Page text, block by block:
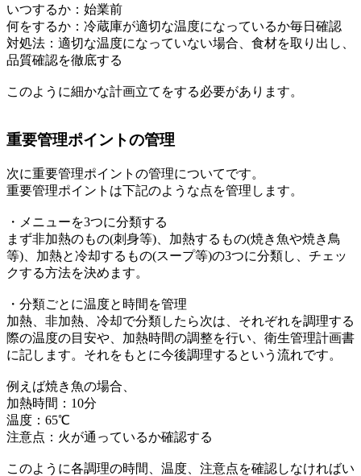
いつするか：始業前
何をするか：冷蔵庫が適切な温度になっているか毎日確認
対処法：適切な温度になっていない場合、食材を取り出し、
品質確認を徹底する
このように細かな計画立てをする必要があります。
重要管理ポイントの管理
次に重要管理ポイントの管理についてです。
重要管理ポイントは下記のような点を管理します。
・メニューを3つに分類する
まず非加熱のもの(刺身等)、加熱するもの(焼き魚や焼き鳥
等)、加熱と冷却するもの(スープ等)の3つに分類し、チェッ
クする方法を決めます。
・分類ごとに温度と時間を管理
加熱、非加熱、冷却で分類したら次は、それぞれを調理する
際の温度の目安や、加熱時間の調整を行い、衛生管理計画書
に記します。それをもとに今後調理するという流れです。
例えば焼き魚の場合、
加熱時間：10分
温度：65℃
注意点：火が通っているか確認する
このように各調理の時間、温度、注意点を確認しなければい